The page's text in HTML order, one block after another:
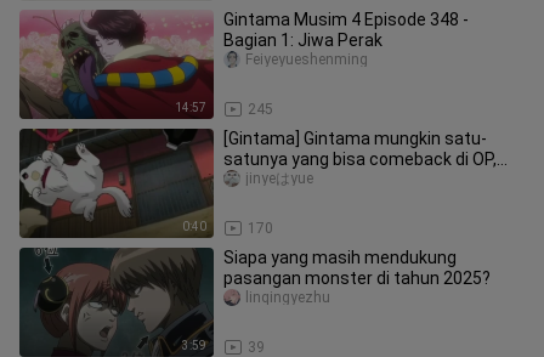
14:57
Gintama Musim 4 Episode 348 -
Bagian 1: Jiwa Perak
245
Feiyeyueshenming
0:40
[Gintama] Gintama mungkin satu-
satunya yang bisa comeback di OP,
kan?
170
jinyeはyue
3:59
Siapa yang masih mendukung
pasangan monster di tahun 2025?
39
linqingyezhu